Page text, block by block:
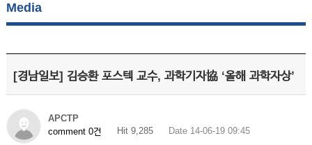
Media
[경남일보] 김승환 포스텍 교수, 과학기자協 ‘올해 과학자상’
APCTP
comment 0건
Hit 9,285 Date 14-06-19 09:45